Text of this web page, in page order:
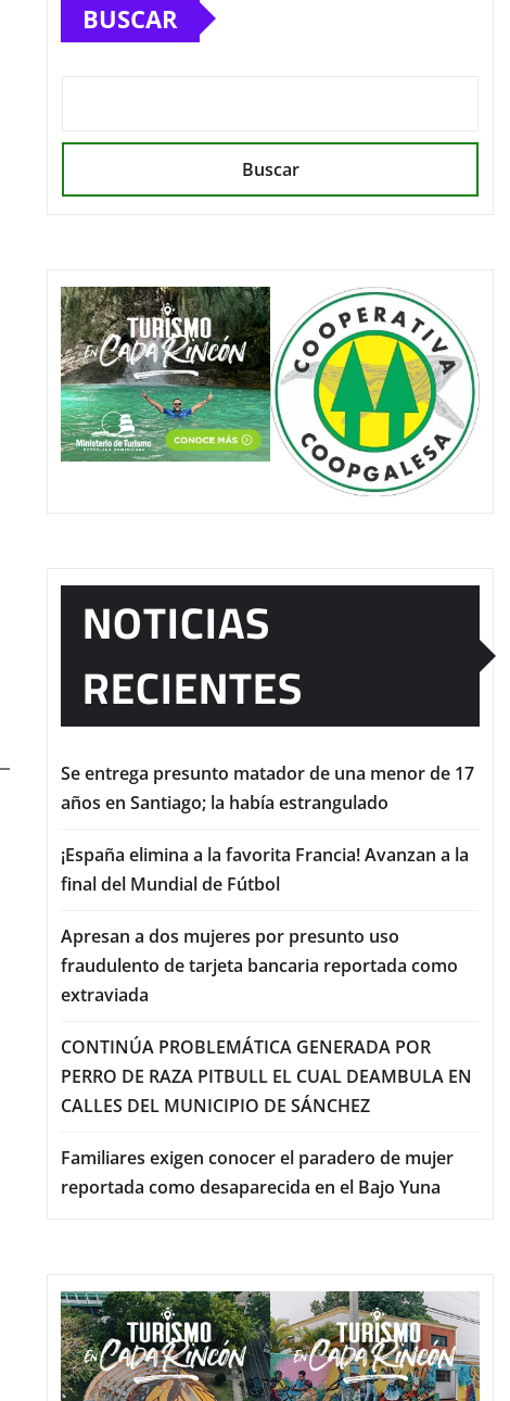
BUSCAR
Buscar
NOTICIAS
RECIENTES
Se entrega presunto matador de una menor de 17
años en Santiago; la había estrangulado
¡España elimina a la favorita Francia! Avanzan a la
final del Mundial de Fútbol
Apresan a dos mujeres por presunto uso
fraudulento de tarjeta bancaria reportada como
extraviada
CONTINÚA PROBLEMÁTICA GENERADA POR
PERRO DE RAZA PITBULL EL CUAL DEAMBULA EN
CALLES DEL MUNICIPIO DE SÁNCHEZ
Familiares exigen conocer el paradero de mujer
reportada como desaparecida en el Bajo Yuna